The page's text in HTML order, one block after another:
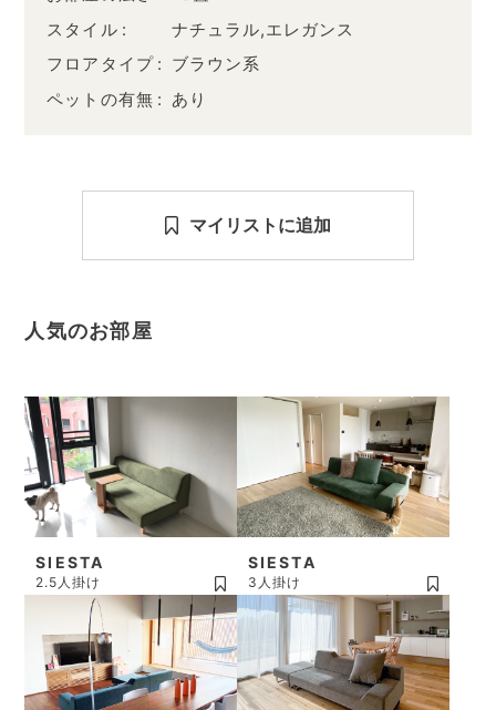
スタイル
ナチュラル,エレガンス
フロアタイプ
ブラウン系
ペットの有無
あり
マイリストに追加
人気のお部屋
SIESTA
2.5人掛け
SIESTA
3人掛け